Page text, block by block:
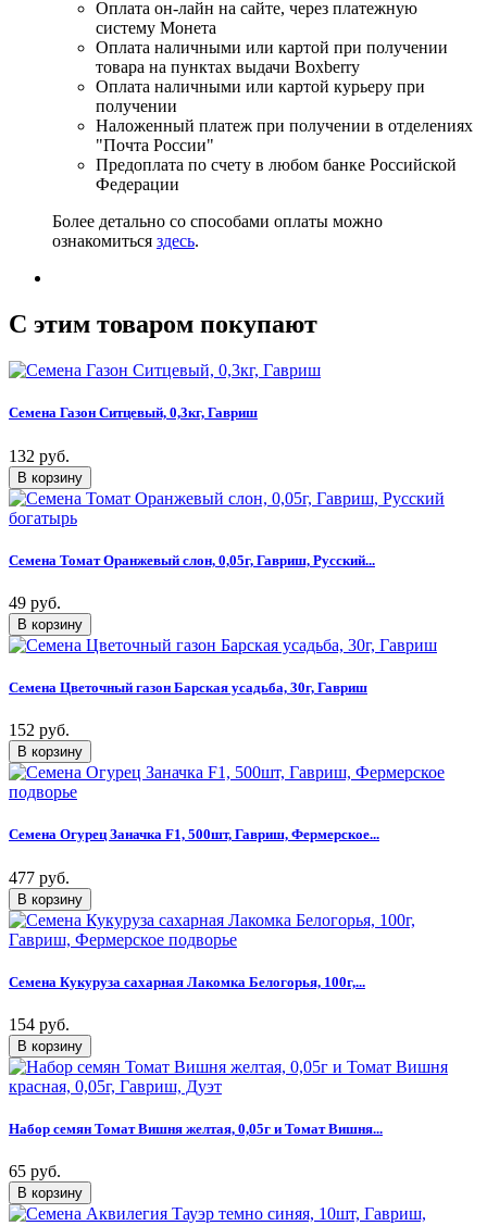
Оплата он-лайн на сайте, через платежную
систему Монета
Оплата наличными или картой при получении
товара на пунктах выдачи Boxberry
Оплата наличными или картой курьеру при
получении
Наложенный платеж при получении в отделениях
"Почта России"
Предоплата по счету в любом банке Российской
Федерации
Более детально со способами оплаты можно
ознакомиться здесь.
C этим товаром покупают
Семена Газон Ситцевый, 0,3кг, Гавриш
132 руб.
Семена Томат Оранжевый слон, 0,05г, Гавриш, Русский...
49 руб.
Семена Цветочный газон Барская усадьба, 30г, Гавриш
152 руб.
Семена Огурец Заначка F1, 500шт, Гавриш, Фермерское...
477 руб.
Семена Кукуруза сахарная Лакомка Белогорья, 100г,...
154 руб.
Набор семян Томат Вишня желтая, 0,05г и Томат Вишня...
65 руб.